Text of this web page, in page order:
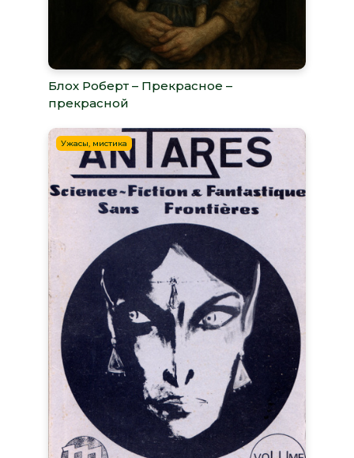
Блох Роберт – Прекрасное –
прекрасной
Ужасы, мистика